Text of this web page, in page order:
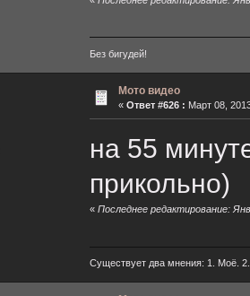
Без бигудей!
Мото видео
« Ответ #626 : Март 08,
на 55
прикольно)
« Последнее редактирование:
Существует два мнения: 1. Моё.